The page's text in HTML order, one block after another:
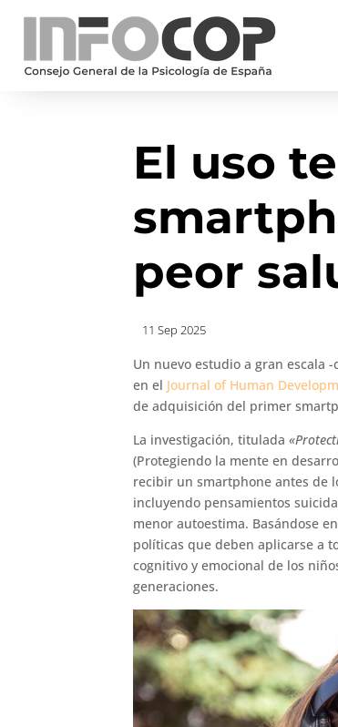
El uso
peor
11 Sep 2025
Un nuevo estudio a gran escala
en el Journal of Human
de adquisición del primer
La investigación, titulada
(Protegiendo la mente en
recibir un smartphone antes de
incluyendo pensamientos
menor autoestima. Basándose
políticas que deben aplicarse a
cognitivo y emocional de los
generaciones.